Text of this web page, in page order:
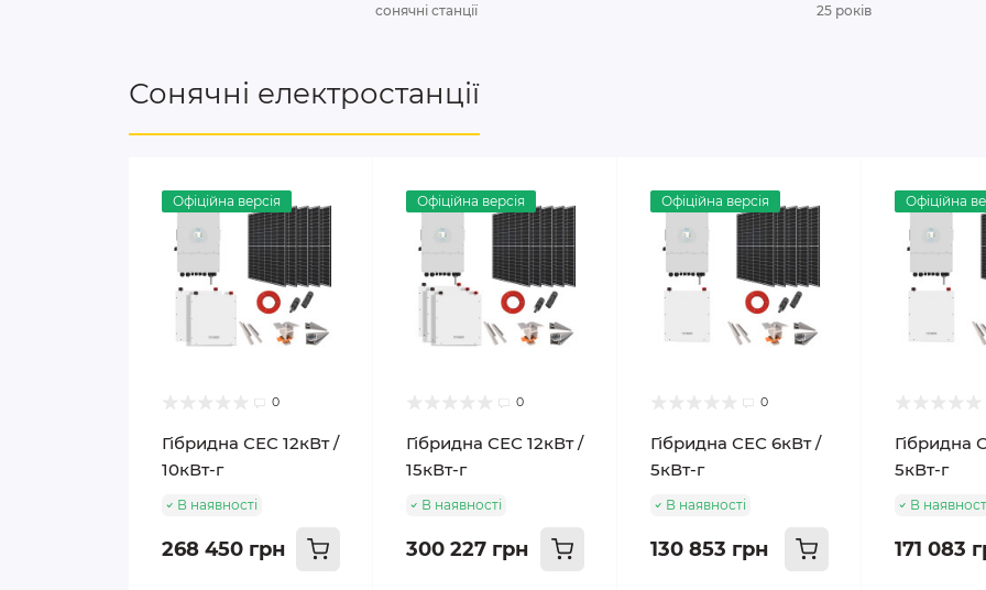
сонячні станції
25 років
Сонячні електростанції
Офіційна версія
0
Гібридна СЕС 12кВт /
10кВт-г
В наявності
268 450 грн
Офіційна версія
0
Гібридна СЕС 12кВт /
15кВт-г
В наявності
300 227 грн
Офіційна версія
0
Гібридна СЕС 6кВт /
5кВт-г
В наявності
130 853 грн
Офіційна
Гібридна
5кВт-г
В
171 083